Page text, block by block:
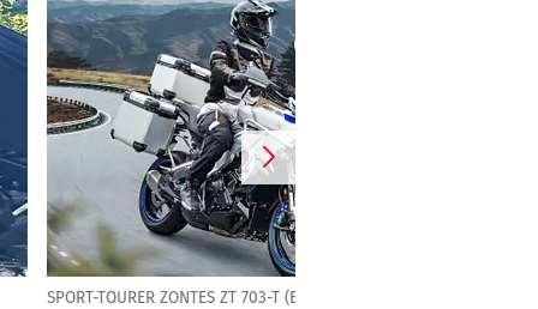
SPORT-TOURER ZONTES ZT 703-T (ETC)